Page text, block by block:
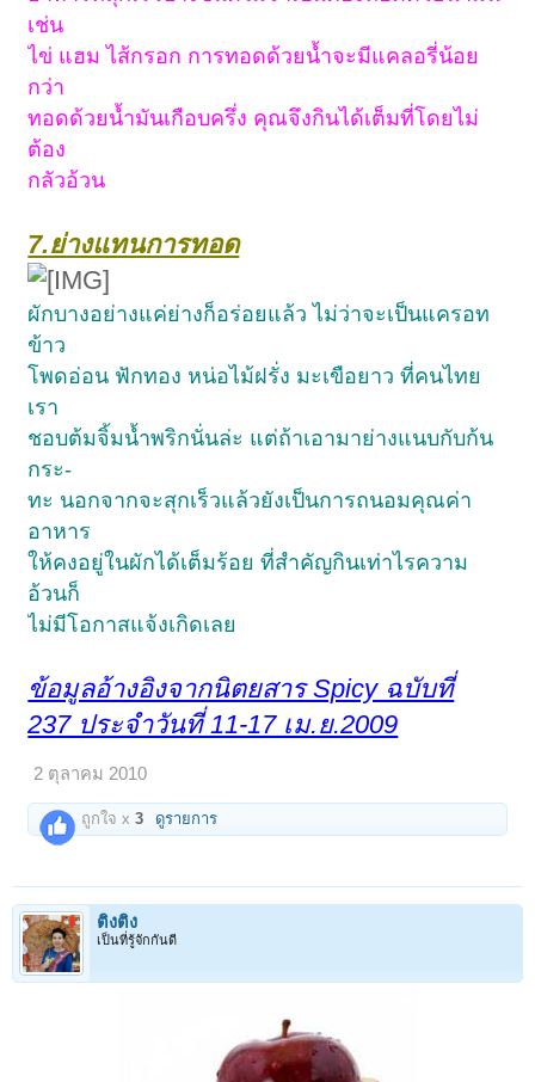
เช่น
ไข่ แฮม ไส้กรอก การทอดด้วยน้ำจะมีแคลอรี่น้อย
กว่า
ทอดด้วยน้ำมันเกือบครึ่ง คุณจึงกินได้เต็มที่โดยไม่
ต้อง
กลัวอ้วน
7.ย่างแทนการทอด
ผักบางอย่างแค่ย่างก็อร่อยแล้ว ไม่ว่าจะเป็นแครอท
ข้าว
โพดอ่อน ฟักทอง หน่อไม้ฝรั่ง มะเขือยาว ที่คนไทย
เรา
ชอบต้มจิ้มน้ำพริกนั่นล่ะ แต่ถ้าเอามาย่างแนบกับก้น
กระ-
ทะ นอกจากจะสุกเร็วแล้วยังเป็นการถนอมคุณค่า
อาหาร
ให้คงอยู่ในผักได้เต็มร้อย ที่สำคัญกินเท่าไรความ
อ้วนก็
ไม่มีโอกาสแจ้งเกิดเลย
ข้อมูลอ้างอิงจากนิตยสาร Spicy ฉบับที่
237 ประจำวันที่ 11-17 เม.ย.2009
2 ตุลาคม 2010
ถูกใจ x3 ดูรายการ
ติงติง
เป็นที่รู้จักกันดี